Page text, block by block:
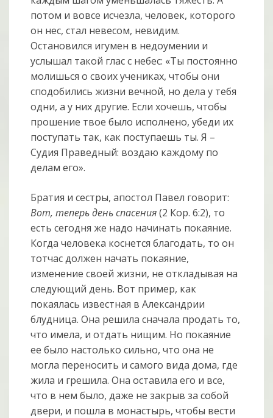
потом и вовсе исчезла, человек, которого
он нес, стал невесом, невидим.
Остановился игумен в недоумении и
услышал такой глас с небес: «Ты постоянно
молишься о своих учениках, чтобы они
сподобились жизни вечной, но дела у тебя
одни, а у них другие. Если хочешь, чтобы
прошение твое было исполнено, убеди их
поступать так, как поступаешь ты. Я –
Судия Праведный: воздаю каждому по
делам его».
Братия и сестры, апостол Павел говорит:
Вот, теперь день спасения(2 Кор. 6:2), то
есть сегодня же надо начинать покаяние.
Когда человека коснется благодать, то он
тотчас должен начать покаяние,
изменение своей жизни, не откладывая на
следующий день. Вот пример, как
покаялась известная в Александрии
блудница. Она решила сначала продать то,
что имела, и отдать нищим. Но покаяние
ее было настолько сильно, что она не
могла переносить и самого вида дома, где
жила и грешила. Она оставила его и все,
что в нем было, даже не закрыв за собой
двери, и пошла в монастырь, чтобы вести